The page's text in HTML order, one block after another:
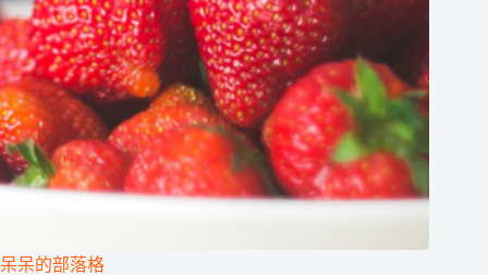
呆呆的部落格